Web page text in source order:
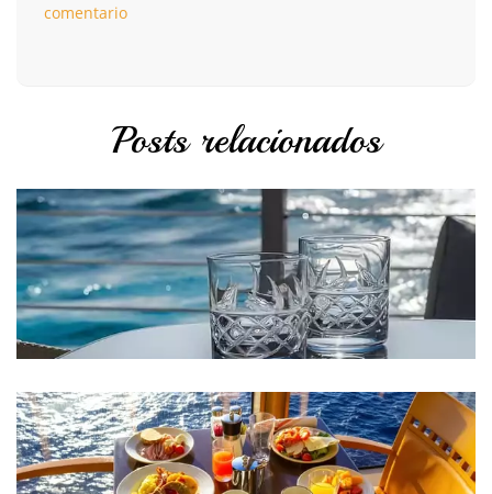
comentario
Posts relacionados